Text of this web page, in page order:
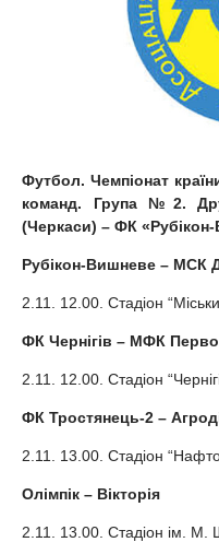
Футбол. Чемпіонат
команд. Група №2.
(Черкаси) – ФК
Рубікон-Вишневе – МСК
2.11. 12.00. Стадіон
ФК Чернігів – МФК
2.11. 12.00. Стадіон
ФК Тростянець-2 –
2.11. 13.00. Стадіон
Олімпік – Вікторія
2.11. 13.00. Стадіон ім. М.